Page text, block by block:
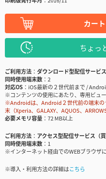
カー
ちょっ
ご利用方法
ダウンロード型配信サービス
同時使用端末数
2
対応OS
iOS最新の２世代前まで /
※コンテンツの使用にあたり、専用ビュ
※Androidは、Android２世代前の端末の
末（Xperia、GALAXY、AQUOS、
必要メモリ容量
72 MB以上
ご利用方法
アクセス型配信サービス（買
同時使用端末数
1
※インターネット経由でのWEBブラウザ
※導入・利用方法の詳細はこちら